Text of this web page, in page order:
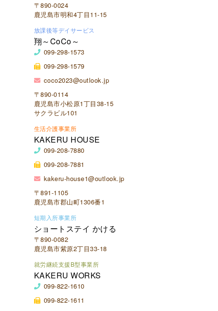
〒890-0024
鹿児島市明和4丁目11-15
放課後等デイサービス
翔～CoCo～
099-298-1573
099-298-1579
coco2023@outlook.jp
〒890-0114
鹿児島市小松原1丁目38-15
サクラビル101
生活介護事業所
KAKERU HOUSE
099-208-7880
099-208-7881
kakeru-house1@outlook.jp
〒891-1105
鹿児島市郡山町1306番1
短期入所事業所
ショートステイ かける
〒890-0082
鹿児島市紫原2丁目33-18
就労継続支援B型事業所
KAKERU WORKS
099-822-1610
099-822-1611